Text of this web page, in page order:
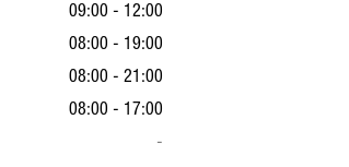
09:00 - 12:00
08:00 - 19:00
08:00 - 21:00
08:00 - 17:00
-